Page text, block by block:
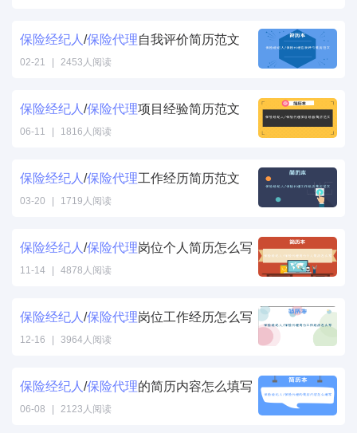
保险经纪人 /保险代理自我评价简历范文
02-21 2453人阅读
保险经纪人 /保险代理项目经验简历范文
06-11 1816人阅读
保险经纪人 /保险代理工作经历简历范文
03-20 1719人阅读
保险经纪人 /保险代理岗位个人简历怎么写
11-14 4878人阅读
保险经纪人 /保险代理岗位工作经历怎么写
12-16 3964人阅读
保险经纪人 /保险代理的简历内容怎么填写
06-08 2123人阅读